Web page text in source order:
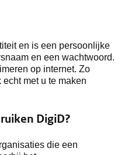
en is een persoonlijke
en een wachtwoord.
op internet. Zo
met u te maken
DigiD?
die een